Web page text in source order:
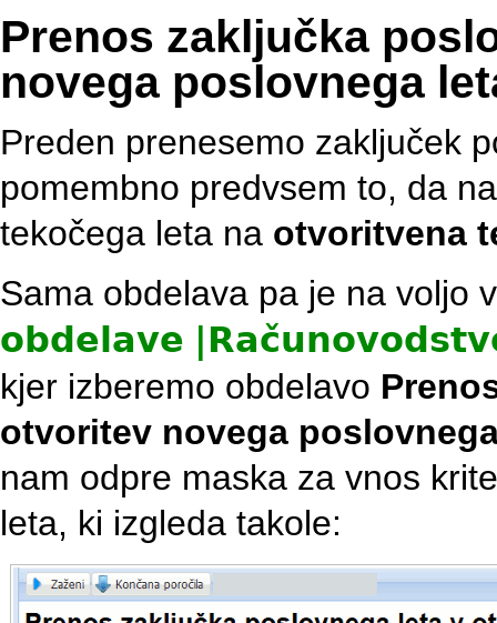
Prenos zaključka
novega poslovnega
Preden prenesemo zaključek
pomembno predvsem to, da
tekočega leta na otvoritvena
Sama obdelava pa je na voljo
obdelave
kjer izberemo obdelavo
otvoritev novega
nam odpre maska za vnos
leta, ki izgleda takole: